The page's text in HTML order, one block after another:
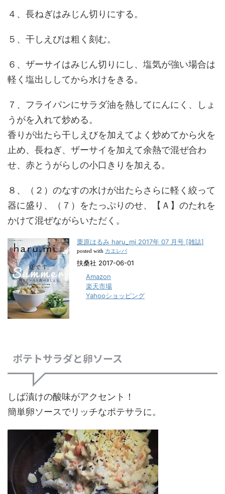
４、長ねぎはみじん切りにする。
５、干しえびは粗く刻む。
６、ザーサイはみじん切りにし、塩気が強い場合は
軽く塩出ししてから水けをきる。
７、フライパンにサラダ油を熱してにんにく、しょ
うがを入れて炒める。
香りが出たら干しえびを加えてよく炒めてから火を
止め、長ねぎ、ザーサイを加えて余熱で混ぜ合わ
せ、赤とうがらしの小口きりを加える。
８、（２）のなすの水けが出たらさらに軽く絞って
器に盛り、（７）をたっぷりのせ、【Ａ】のたれを
かけて混ぜながらいただく。
栗原はるみ haru_mi 2017年 07 月号 [雑誌]
posted with カエレバ
扶桑社 2017-06-01
Amazon
楽天市場
Yahooショッピング
ポテトサラダと卵ソース
しば漬けの酸味がアクセント！
簡単卵ソースでリッチなポテサラに。